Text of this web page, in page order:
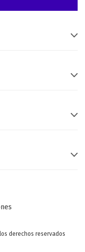
derechos reservados